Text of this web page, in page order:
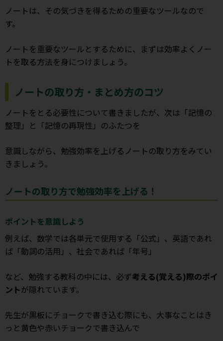
ノートは、その気づきを得るための重要なツールなので
す。
ノートを重要なツールとするために、まずは効率よくノー
トを取る方法を身につけましょう。
ノートの取り方・まとめ方のコツ
ノートをとる必要性について書きましたが、次は「記憶の
整理」と「記憶の再現性」のふたつを
意識しながら、勉強効率を上げるノートの取り方をみてい
きましょう。
ノートの取り方で勉強効率を上げる！
ポイントを意識しよう
例えば、数学では各単元で使用する「公式」、英語であれ
ば「動詞の活用」、社会であれば「年号」
など、勉強する教科の中には、必ず考える(覚える)際のポイ
ントが隠れています。
先生が黒板にチョークで書き込む際にも、大事なことはき
っと黄色や赤いチョークで書き込んで